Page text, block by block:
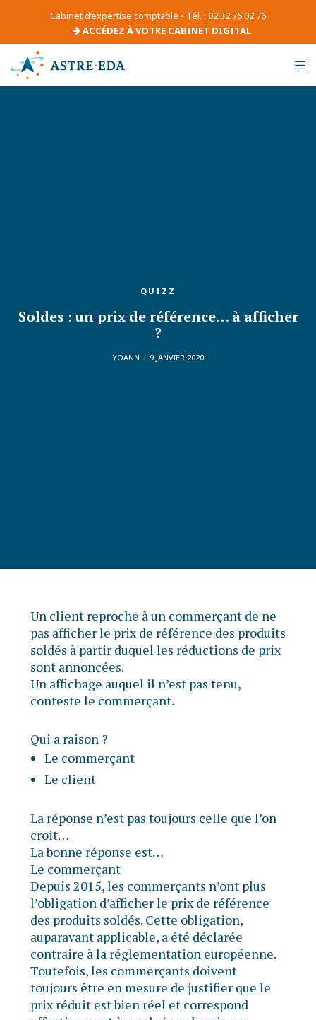
Cabinet d’expertise comptable • Tél. : 02 32 76 02 76
ACCÉDEZ À VOTRE CABINET DIGITAL
QUIZZ
Soldes : un prix de référence… à afficher
?
YOANN 9 JANVIER 2020
Un client reproche à un commerçant de ne
pas afficher le prix de référence des produits
soldés à partir duquel les réductions de prix
sont annoncées.
Un affichage auquel il n’est pas tenu,
conteste le commerçant.
Qui a raison ?
Le commerçant
Le client
La réponse n’est pas toujours celle que l’on
croit…
La bonne réponse est…
Le commerçant
Depuis 2015, les commerçants n’ont plus
l’obligation d’afficher le prix de référence
des produits soldés. Cette obligation,
auparavant applicable, a été déclarée
contraire à la réglementation européenne.
Toutefois, les commerçants doivent
toujours être en mesure de justifier que le
prix réduit est bien réel et correspond